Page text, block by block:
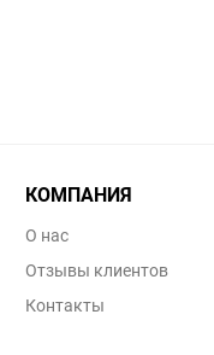
КОМПАНИЯ
О нас
Отзывы клиентов
Контакты